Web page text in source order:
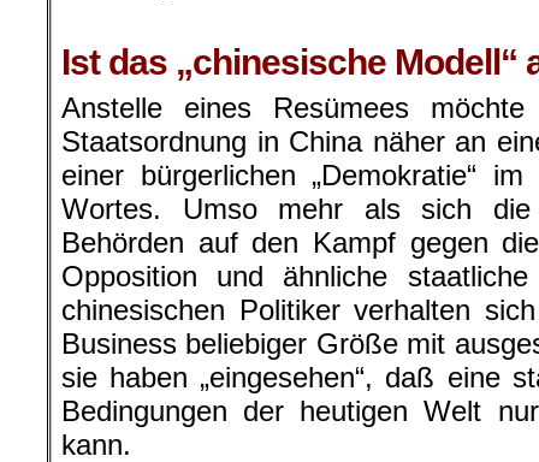
Ist das „chinesische Modell“
Anstelle eines Resümees
Staatsordnung in China näher an
einer bürgerlichen „Demokratie“
Wortes. Umso mehr als sich die
Behörden auf den Kampf gegen
Opposition und ähnliche
chinesischen Politiker verhalten
Business beliebiger Größe mit
sie haben „eingesehen“, daß eine
Bedingungen der heutigen Welt
kann.